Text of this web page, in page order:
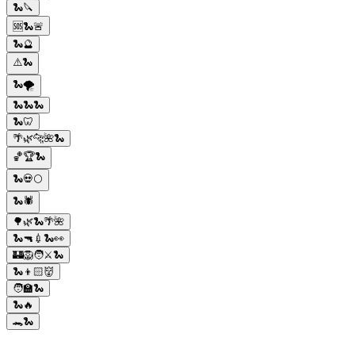
🐍🔪
🆘🐍🚨
🐍🔮
⚠️🐍
🐍🌪️
🐍🐍🐍
🐍🦷
🌴🌿🐆🌺🐍
🏀🏆🐍
🐍💀🌕
🐍🕷️
🌳🌿🐍🌴🌺
🐍🔫💉🐍👀
🏰🦁🧑⚔️🐍
🐍👦🏻👹
🧑🏫🐍
🐍🔥
🐊🐍